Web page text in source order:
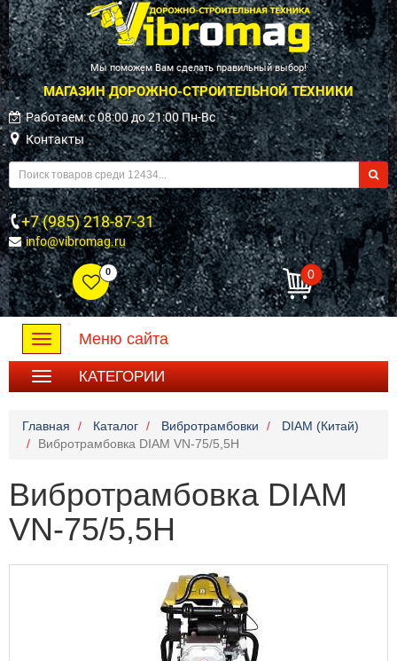
Мы поможем Вам сделать правильный выбор!
МАГАЗИН ДОРОЖНО-СТРОИТЕЛЬНОЙ ТЕХНИКИ
Работаем: c 08:00 до 21:00 Пн-Вс
Контакты
+7 (985) 218-87-31
info@vibromag.ru
0 0
Toggle
navigation
Меню сайта
КАТЕГОРИИ
Главная Каталог Вибротрамбовки
DIAM (Китай)
Вибротрамбовка DIAM VN-75/5,5H
Вибротрамбовка DIAM
VN-75/5,5H